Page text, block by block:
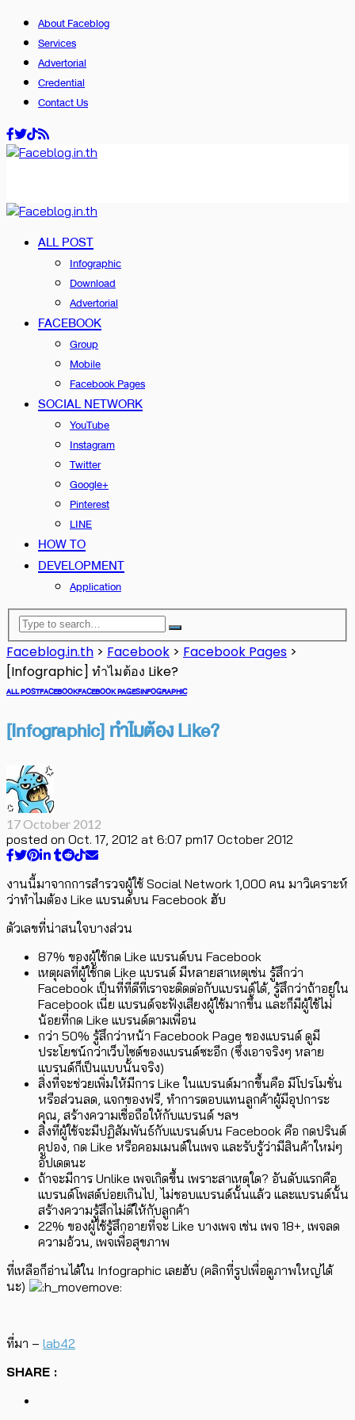
About Faceblog
Services
Advertorial
Credential
Contact Us
ALL POST
Infographic
Download
Advertorial
FACEBOOK
Group
Mobile
Facebook Pages
SOCIAL NETWORK
YouTube
Instagram
Twitter
Google+
Pinterest
LINE
HOW TO
DEVELOPMENT
Application
Faceblog.in.th > Facebook > Facebook Pages >
[Infographic] ทำไมต้อง Like?
ALL POSTFACEBOOKFACEBOOK PAGESINFOGRAPHIC
[Infographic] ทำไมต้อง Like?
17 October 2012
posted on Oct. 17, 2012 at 6:07 pm17 October 2012
งานนี้มาจากการสำรวจผู้ใช้ Social Network 1,000 คน มาวิเคราะห์
ว่าทำไมต้อง Like แบรนด์บน Facebook ฮับ
ตัวเลขที่น่าสนใจบางส่วน
87% ของผู้ใช้กด Like แบรนด์บน Facebook
เหตุผลที่ผู้ใช้กด Like แบรนด์ มีหลายสาเหตุเช่น รู้สึกว่า
Facebook เป็นที่ที่ดีที่เราจะติดต่อกับแบรนด์ได้, รู้สึกว่าถ้าอยู่ใน
Facebook เนี่ย แบรนด์จะฟังเสียงผู้ใช้มากขึ้น และก็มีผู้ใช้ไม่
น้อยที่กด Like แบรนด์ตามเพื่อน
กว่า 50% รู้สึกว่าหน้า Facebook Page ของแบรนด์ ดูมี
ประโยชน์กว่าเว็บไซต์ของแบรนด์ซะอีก (ซึ่งเอาจริงๆ หลาย
แบรนด์ก็เป็นแบบนั้นจริง)
สิ่งที่จะช่วยเพิ่มให้มีการ Like ในแบรนด์มากขึ้นคือ มีโปรโมชั่น
หรือส่วนลด, แจกของฟรี, ทำการตอบแทนลูกค้าผู้มีอุปการะ
คุณ, สร้างความเชื่อถือให้กับแบรนด์ ฯลฯ
สิ่งที่ผู้ใช้จะมีปฏิสัมพันธ์กับแบรนด์บน Facebook คือ กดปรินต์
คูปอง, กด Like หรือคอมเมนต์ในเพจ และรับรู้ว่ามีสินค้าใหม่ๆ
อัปเดตนะ
ถ้าจะมีการ Unlike เพจเกิดขึ้น เพราะสาเหตุใด? อันดับแรกคือ
แบรนด์โพสต์บ่อยเกินไป, ไม่ชอบแบรนด์นั้นแล้ว และแบรนด์นั้น
สร้างความรู้สึกไม่ดีให้กับลูกค้า
22% ของผู้ใช้รู้สึกอายที่จะ Like บางเพจ เช่น เพจ 18+, เพจลด
ความอ้วน, เพจเพื่อสุขภาพ
ที่เหลือก็อ่านได้ใน Infographic เลยฮับ (คลิกที่รูปเพื่อดูภาพใหญ่ได้
นะ)
ที่มา – lab42
SHARE :